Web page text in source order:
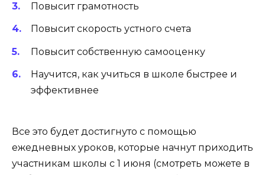
Повысит грамотность
Повысит скорость устного счета
Повысит собственную самооценку
Научится, как учиться в школе быстрее и
эффективнее
Все это будет достигнуто с помощью
ежедневных уроков, которые начнут приходить
участникам школы с 1 июня (смотреть можете в